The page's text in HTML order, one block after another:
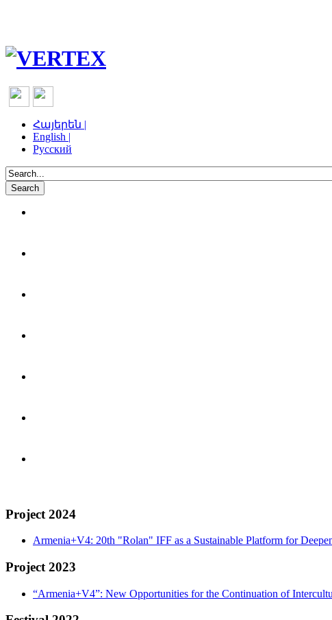
Հայերեն |
English |
Русский
Project 2024
Armenia+V4: 20th "Rolan" IFF as a Sustainable Platform for
Project 2023
“Armenia+V4”: New Opportunities for the Continuation of